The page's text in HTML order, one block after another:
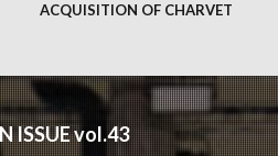
ACQUISITION OF CHARVET
ISSUE vol.43